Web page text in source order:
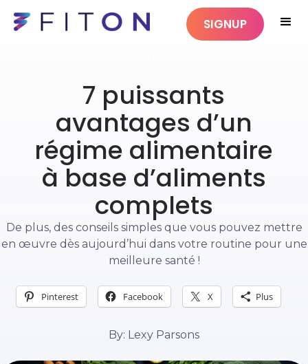
SIGNUP
7 puissants
avantages d’un
régime alimentaire
à base d’aliments
complets
De plus, des conseils simples que vous pouvez mettre
en œuvre dès aujourd’hui dans votre routine pour une
meilleure santé !
Pinterest Facebook X Plus
By: Lexy Parsons